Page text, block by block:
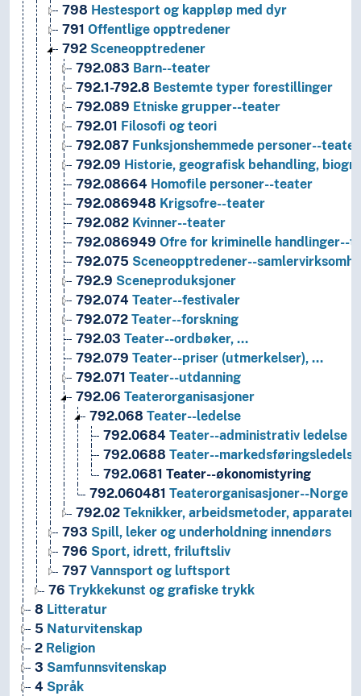
798 Hestesport og kappløp med dyr
791 Offentlige opptredener
792 Sceneopptredener
792.083 Barn--teater
792.1-792.8 Bestemte typer forestillinger
792.089 Etniske grupper--teater
792.01 Filosofi og teori
792.087 Funksjonshemmede personer--teater
792.09 Historie, geografisk behandling,
792.08664 Homofile personer--teater
792.086948 Krigsofre--teater
792.082 Kvinner--teater
792.086949 Ofre for kriminelle handlinger--
792.075 Sceneopptredener--
792.9 Sceneproduksjoner
792.074 Teater--festivaler
792.072 Teater--forskning
792.03 Teater--ordbøker, …
792.079 Teater--priser (utmerkelser), …
792.071 Teater--utdanning
792.06 Teaterorganisasjoner
792.068 Teater--ledelse
792.0684 Teater--administrativ ledelse
792.0688 Teater--markedsføringsledelse
792.0681 Teater--økonomistyring
792.060481 Teaterorganisasjoner--Norge
792.02 Teknikker, arbeidsmetoder,
793 Spill, leker og underholdning innendørs
796 Sport, idrett, friluftsliv
797 Vannsport og luftsport
76 Trykkekunst og grafiske trykk
8 Litteratur
5 Naturvitenskap
2 Religion
3 Samfunnsvitenskap
4 Språk